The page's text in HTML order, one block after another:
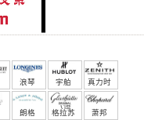
浪琴 宇舶
（恒
真力时
朗格 格拉苏 萧邦